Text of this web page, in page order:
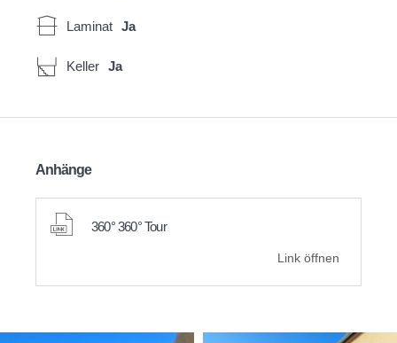
Laminat Ja
Keller Ja
Anhänge
360° 360° Tour
Link öffnen